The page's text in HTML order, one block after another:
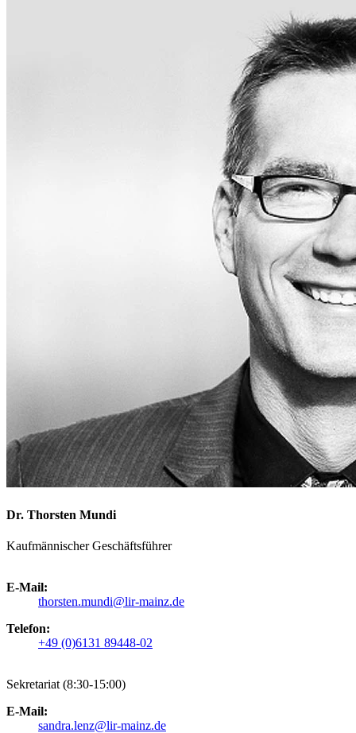
Dr. Thorsten Mundi
Kaufmännischer Geschäftsführer
E-Mail:
thorsten.mundi@lir-mainz.de
Telefon:
+49 (0)6131 89448-02
Sekretariat (8:30-15:00)
E-Mail:
sandra.lenz@lir-mainz.de